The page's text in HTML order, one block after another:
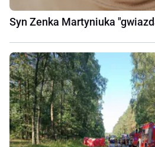
Syn Zenka Martyniuka